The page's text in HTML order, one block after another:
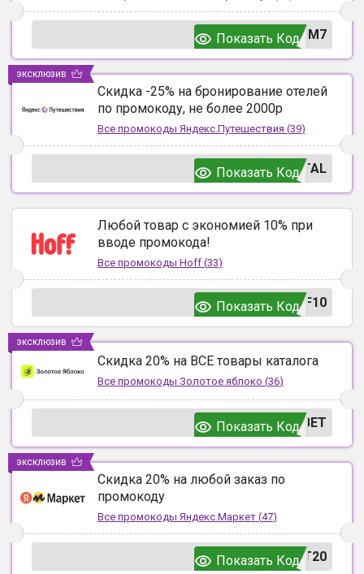
UM7
Показать Код
Скидка -25% на бронирование отелей
по промокоду, не более 2000р
Все промокоды Яндекс.Путешествия (39)
TAL
Показать Код
эксклюзив
Любой товар с экономией 10% при
вводе промокода!
Все промокоды Hoff (33)
F10
Показать Код
Скидка 20% на ВСЕ товары каталога
Все промокоды Золотое яблоко (36)
ВЕТ
Показать Код
эксклюзив
Скидка 20% на любой заказ по
промокоду
Все промокоды Яндекс.Маркет (47)
T20
Показать Код
эксклюзив